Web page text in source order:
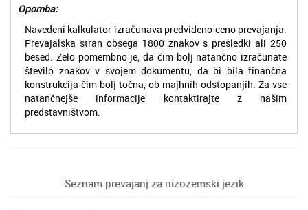
Opomba:
Navedeni kalkulator izračunava predvideno ceno prevajanja.
Prevajalska stran obsega 1800 znakov s presledki ali 250
besed. Zelo pomembno je, da čim bolj natančno izračunate
število znakov v svojem dokumentu, da bi bila finančna
konstrukcija čim bolj točna, ob majhnih odstopanjih. Za vse
natančnejše informacije kontaktirajte z našim
predstavništvom.
Seznam prevajanj za nizozemski jezik